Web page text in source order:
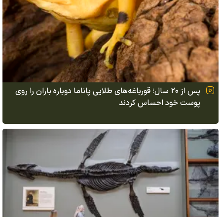
پس از ۲۰ سال؛ قورباغه‌های طلایی پاناما دوباره باران را روی
پوست خود احساس کردند